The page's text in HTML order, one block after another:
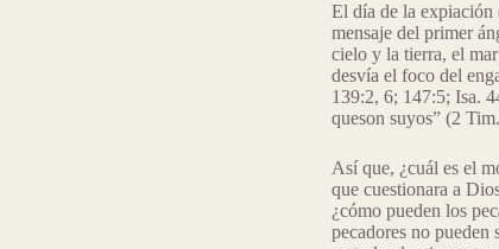
El día de la expiación
mensaje del primer
cielo y la tierra, el
desvía el foco del
139:2, 6; 147:5; Isa.
queson suyos” (2
Así que, ¿cuál es el
que cuestionara a
¿cómo pueden los
pecadores no pueden